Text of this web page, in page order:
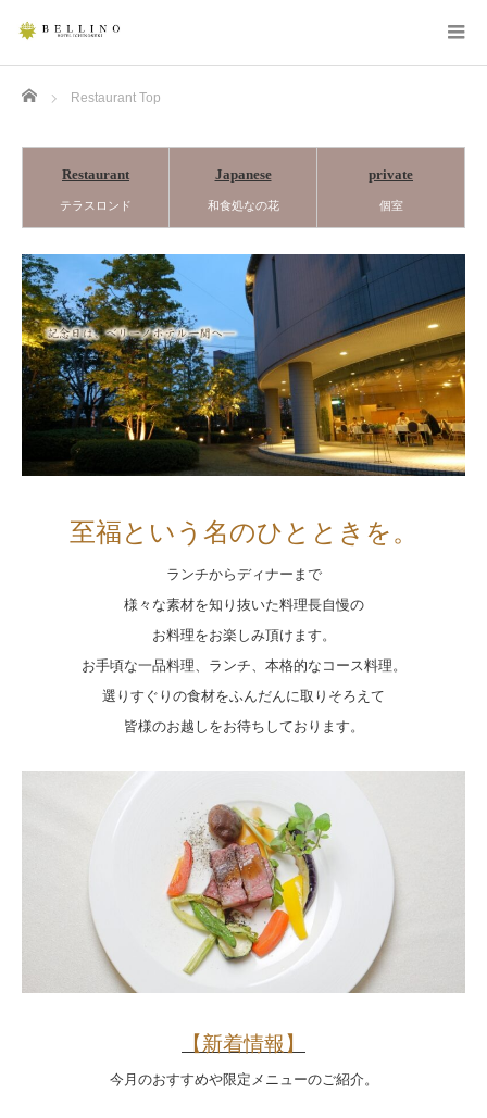
Home Restaurant Top
Restaurant
テラスロンド
Japanese
和食処なの花
private
個室
至福という名のひとときを。
ランチからディナーまで
様々な素材を知り抜いた料理長自慢の
お料理をお楽しみ頂けます。
お手頃な一品料理、ランチ、本格的なコース料理。
選りすぐりの食材をふんだんに取りそろえて
皆様のお越しをお待ちしております。
【新着情報】
今月のおすすめや限定メニューのご紹介。